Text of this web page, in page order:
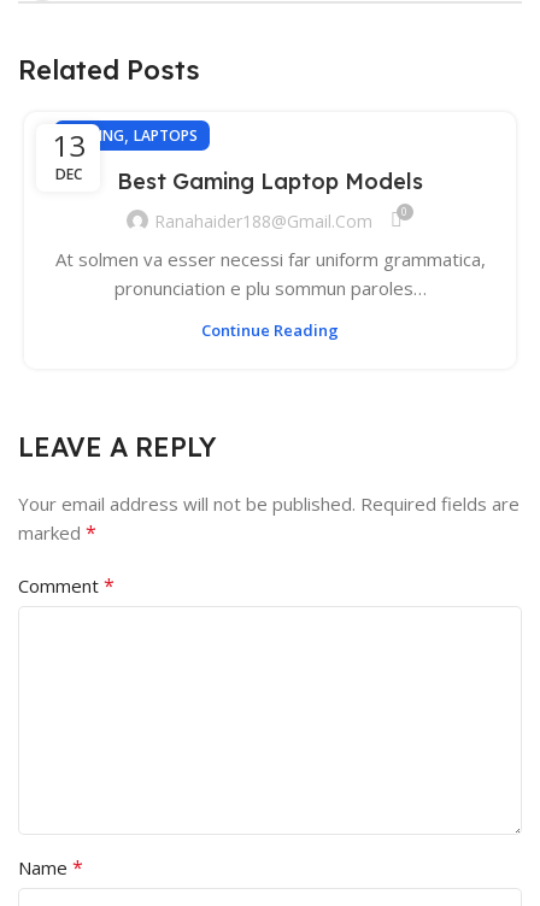
Related Posts
13
DEC
GAMING, LAPTOPS
Best Gaming Laptop Models
Ranahaider188@gmail.com 0
At solmen va esser necessi far uniform grammatica,
pronunciation e plu sommun paroles…
Continue Reading
LEAVE A REPLY
Your email address will not be published. Required fields are
marked *
Comment *
Name *